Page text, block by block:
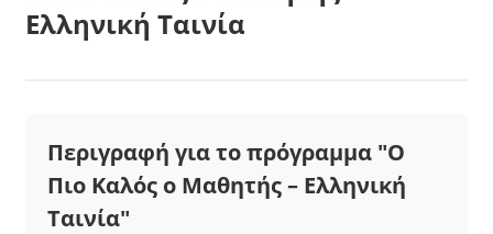
Ελληνική Ταινία
Περιγραφή για το πρόγραμμα "Ο
Πιο Καλός ο Μαθητής – Ελληνική
Ταινία"